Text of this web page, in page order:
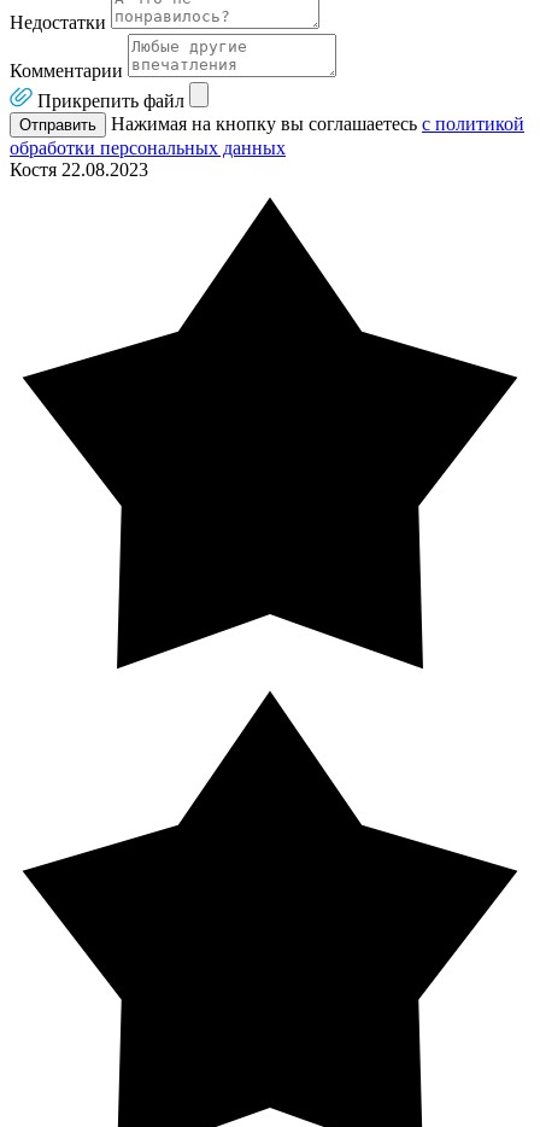
Недостатки
Комментарии
Прикрепить файл
Отправить Нажимая на кнопку вы соглашаетесь с политикой
обработки персональных данных
Костя 22.08.2023